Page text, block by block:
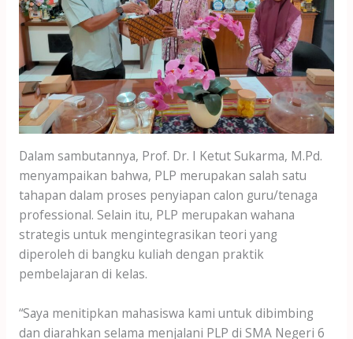
Dalam sambutannya, Prof. Dr. I Ketut Sukarma, M.Pd.
menyampaikan bahwa, PLP merupakan salah satu
tahapan dalam proses penyiapan calon guru/tenaga
professional. Selain itu, PLP merupakan wahana
strategis untuk mengintegrasikan teori yang
diperoleh di bangku kuliah dengan praktik
pembelajaran di kelas.
“Saya menitipkan mahasiswa kami untuk dibimbing
dan diarahkan selama menjalani PLP di SMA Negeri 6